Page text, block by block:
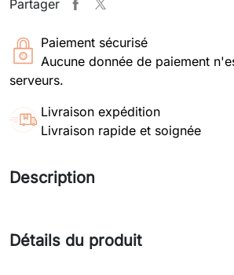
Partager
Paiement sécurisé
Aucune donnée de paiement
serveurs.
Livraison expédition
Livraison rapide et soignée
Description
Détails du produit